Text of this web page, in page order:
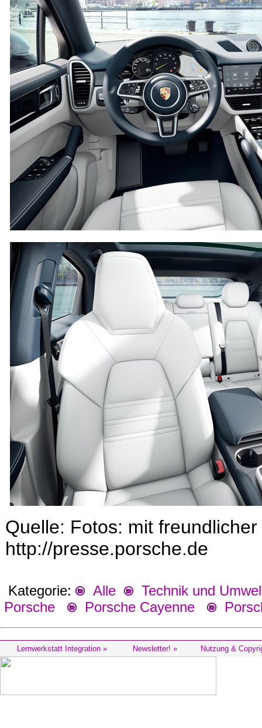
Quelle: Fotos: mit
http://presse.porsche.de
Kategorie: Alle
Technik und
Porsche
Porsche Cayenne
Lernwerkstatt Integration » Newsletter! » Nutzung &